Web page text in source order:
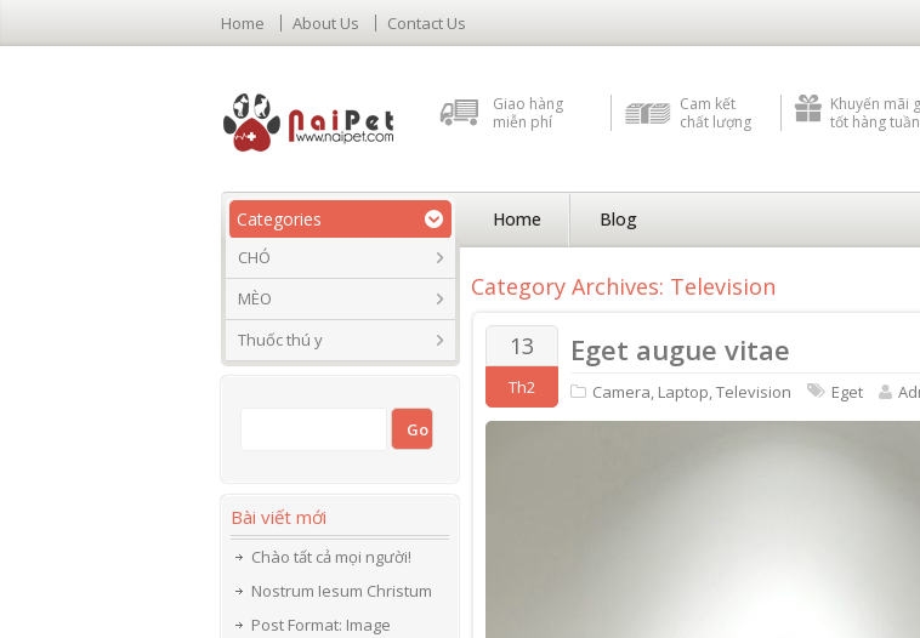
Home About Us Contact Us
Giao hàng
miễn phí
Cam kết
chất lượng
Khuyến mãi
tốt hàng tuần
Categories
CHÓ
MÈO
Thuốc thú y
Home Blog
Category Archives: Television
13
Th2
Eget augue vitae
Camera, Laptop,Television Eget
Bài viết mới
Chào tất cả mọi người!
Nostrum Iesum Christum
Post Format: Image